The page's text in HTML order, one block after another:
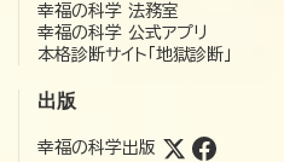
幸福の科学 法務室
幸福の科学 公式アプリ
本格診断サイト「地獄診断」
出版
幸福の科学出版